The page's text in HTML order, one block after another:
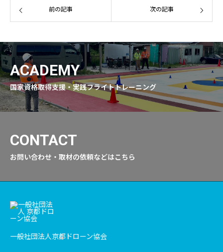
前の記事 次の記事
ACADEMY
国家資格取得支援・実践フライトトレーニング
CONTACT
お問い合わせ・取材の依頼などはこちら
一般社団法人京都ドローン協会